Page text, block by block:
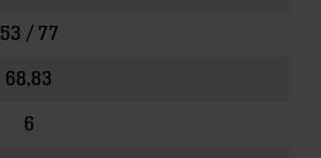
53 / 77
68,83
6